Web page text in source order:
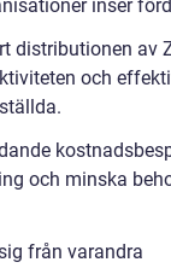
inser
distributionen av
och
och minska
från varandra